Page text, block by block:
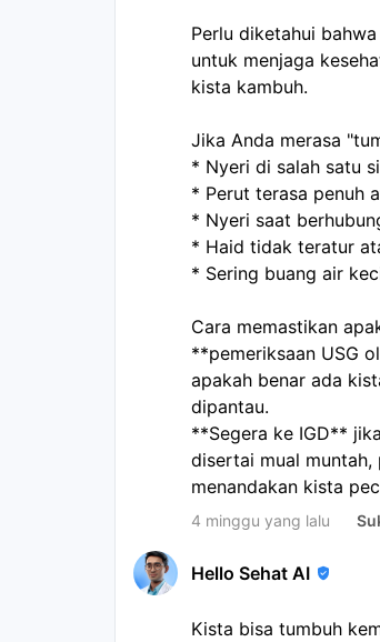
Perlu diketahui
untuk menjaga
kista kambuh.
Jika Anda merasa
* Nyeri di salah satu
* Perut terasa penuh
* Nyeri saat
* Haid tidak teratur
* Sering buang air
Cara memastikan
**pemeriksaan USG
apakah benar ada
dipantau.
**Segera ke IGD**
disertai mual muntah,
menandakan kista
4 minggu yang lalu
Hello Sehat AI
Kista bisa tumbuh